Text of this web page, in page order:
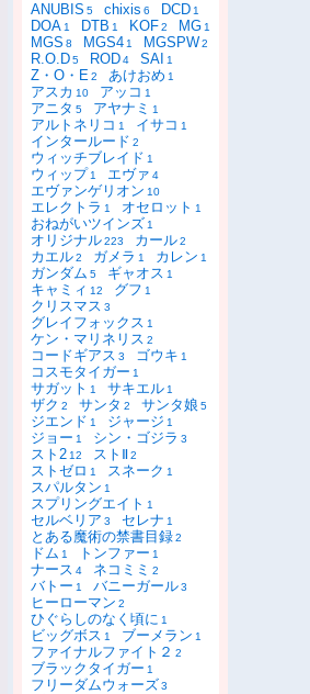
ANUBIS 5 chixis 6 DCD 1
DOA 1 DTB 1 KOF2 MG 1
MGS 8 MGS4 1 MGSPW2
R.O.D5 ROD4 SAI 1
Z・O・E2 あけおめ 1
アスカ 10 アッコ 1
アニタ 5 アヤナミ 1
アルトネリコ 1 イサコ 1
インタールード 2
ウィッチブレイド 1
ウィップ 1 エヴァ 4
エヴァンゲリオン 10
エレクトラ 1 オセロット 1
おねがいツインズ 1
オリジナル223 カール2
カエル2 ガメラ 1 カレン 1
ガンダム 5 ギャオス 1
キャミィ 12 グフ 1
クリスマス 3
グレイフォックス 1
ケン・マリネリス 2
コードギアス 3 ゴウキ 1
コスモタイガー 1
サガット 1 サキエル 1
ザク 2 サンタ 2 サンタ娘 5
ジエンド 1 ジャージ 1
ジョー 1 シン・ゴジラ 3
スト2 12 ストⅡ2
ストゼロ 1 スネーク 1
スパルタン 1
スプリングエイト 1
セルベリア 3 セレナ 1
とある魔術の禁書目録2
ドム 1 トンファー 1
ナース 4 ネコミミ 2
バトー 1 バニーガール3
ヒーローマン 2
ひぐらしのなく頃に 1
ビッグボス 1 ブーメラン 1
ファイナルファイト２ 2
ブラックタイガー 1
フリーダムウォーズ3